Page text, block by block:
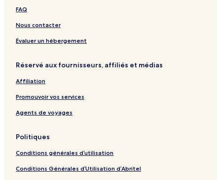
FAQ
Nous contacter
Évaluer un hébergement
Réservé aux fournisseurs, affiliés et médias
Affiliation
Promouvoir vos services
Agents de voyages
Politiques
Conditions générales d’utilisation
Conditions Générales d’Utilisation d’Abritel